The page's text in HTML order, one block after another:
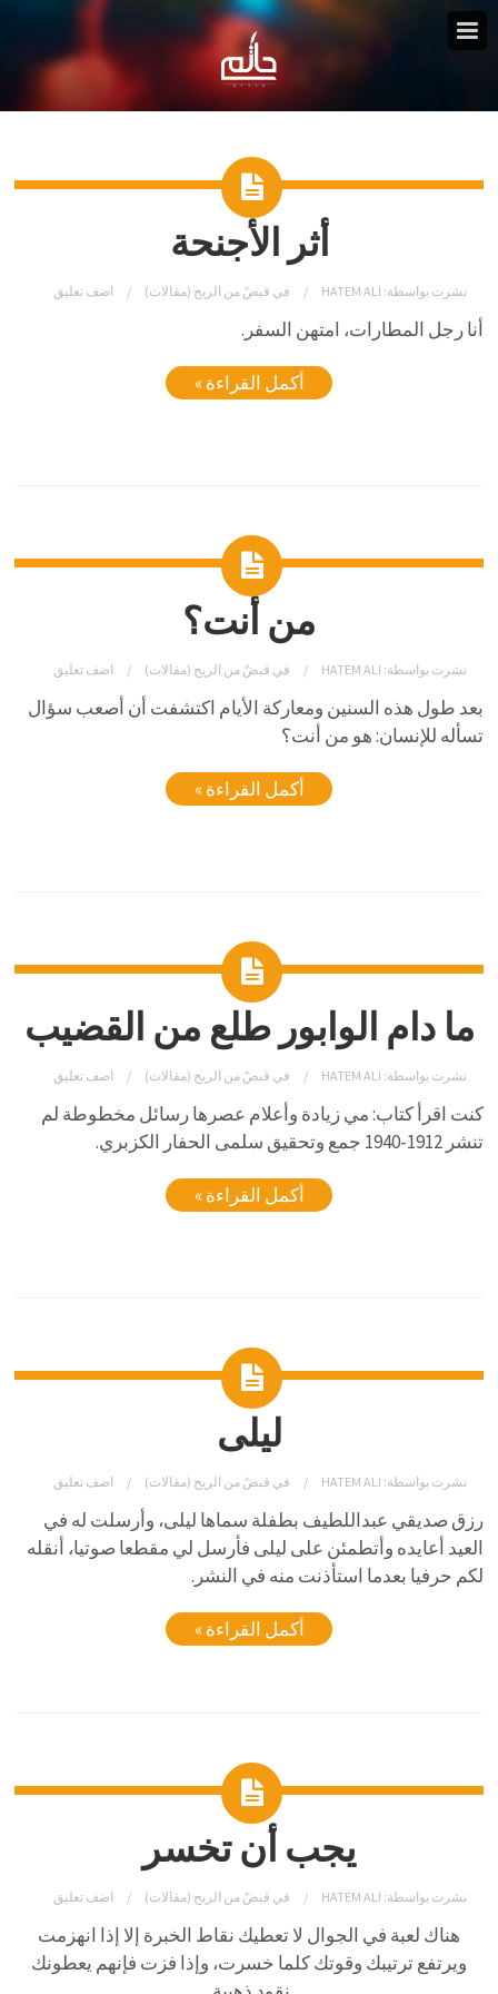
أثر الأجنحة
نشرت بواسطة: HATEM ALI في قبضٌ من الريح (مقالات) اضف تعليق
أنا رجل المطارات، امتهن السفر.
أكمل القراءة »
من أنت؟
نشرت بواسطة: HATEM ALI في قبضٌ من الريح (مقالات) اضف تعليق
بعد طول هذه السنين ومعاركة الأيام اكتشفت أن أصعب سؤال
تسأله للإنسان: هو من أنت؟
أكمل القراءة »
ما دام الوابور طلع من القضيب
نشرت بواسطة: HATEM ALI في قبضٌ من الريح (مقالات) اضف تعليق
كنت اقرأ كتاب: مي زيادة وأعلام عصرها رسائل مخطوطة لم
تنشر 1912-1940 جمع وتحقيق سلمى الحفار الكزبري.
أكمل القراءة »
ليلى
نشرت بواسطة: HATEM ALI في قبضٌ من الريح (مقالات) اضف تعليق
رزق صديقي عبداللطيف بطفلة سماها ليلى، وأرسلت له في
العيد أعايده وأتطمئن على ليلى فأرسل لي مقطعا صوتيا، أنقله
لكم حرفيا بعدما استأذنت منه في النشر.
أكمل القراءة »
يجب أن تخسر
نشرت بواسطة: HATEM ALI في قبضٌ من الريح (مقالات) اضف تعليق
هناك لعبة في الجوال لا تعطيك نقاط الخبرة إلا إذا انهزمت
ويرتفع ترتيبك وقوتك كلما خسرت، وإذا فزت فإنهم يعطونك